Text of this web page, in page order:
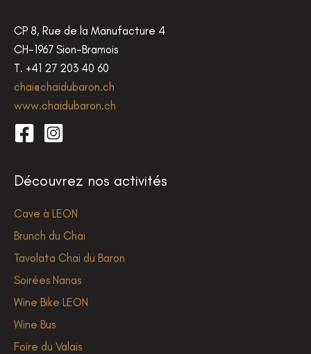
CP 8, Rue de la Manufacture 4
CH-1967 Sion-Bramois
T. +41 27 203 40 60
chai@chaidubaron.ch
www.chaidubaron.ch
Découvrez nos activités
Cave à LEON
Brunch du Chai
Tavolata Chai du Baron
Soirées Nanas
Wine Bike LEON
Wine Bus
Foire du Valais